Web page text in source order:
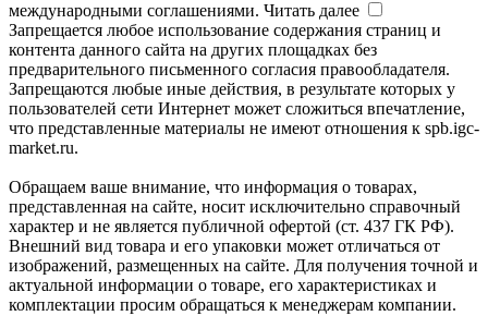
международными соглашениями. Читать далее
Запрещается любое использование содержания страниц и
контента данного сайта на других площадках без
предварительного письменного согласия правообладателя.
Запрещаются любые иные действия, в результате которых у
пользователей сети Интернет может сложиться впечатление,
что представленные материалы не имеют отношения к spb.igc-
market.ru.
Обращаем ваше внимание, что информация о товарах,
представленная на сайте, носит исключительно справочный
характер и не является публичной офертой (ст. 437 ГК РФ).
Внешний вид товара и его упаковки может отличаться от
изображений, размещенных на сайте. Для получения точной и
актуальной информации о товаре, его характеристиках и
комплектации просим обращаться к менеджерам компании.